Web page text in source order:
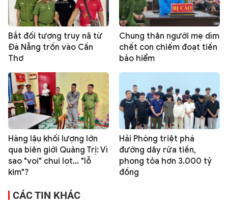
Bắt đối tượng truy nã từ
Đà Nẵng trốn vào Cần
Thơ
Chung thân người mẹ dìm
chết con chiếm đoạt tiền
bảo hiểm
Hàng lậu khối lượng lớn
qua biên giới Quảng Trị: Vì
sao "voi" chui lọt... "lỗ
kim"?
Hải Phòng triệt phá
đường dây rửa tiền,
phong tỏa hơn 3.000 tỷ
đồng
CÁC TIN KHÁC